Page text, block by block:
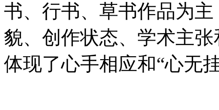
书、行书、草书作品为
貌、创作状态、学术主
体现了心手相应和“心无